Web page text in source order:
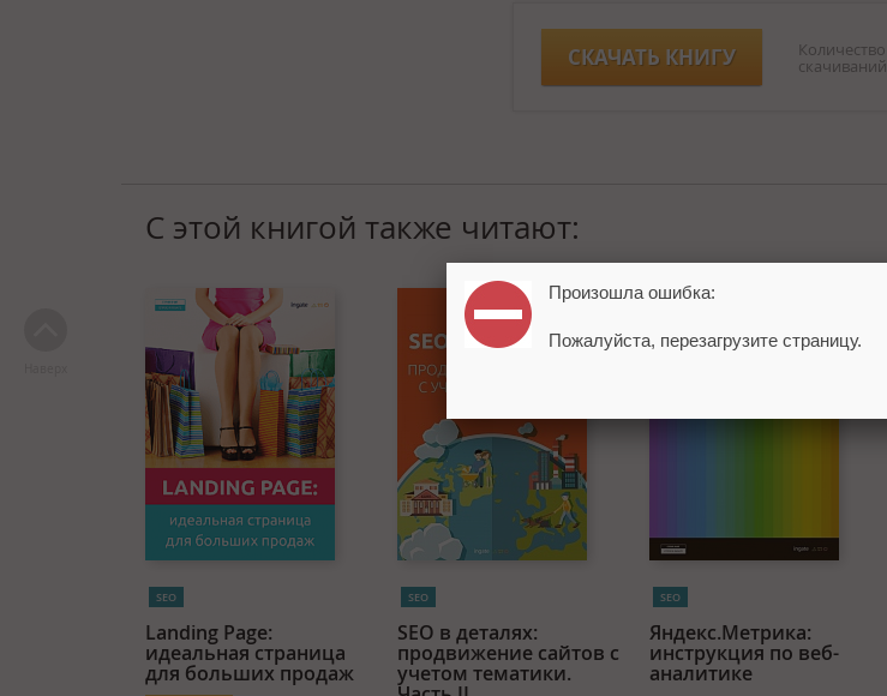
СКАЧАТЬ КНИГУ Количество
скачиваний
С этой книгой также читают:
SEO
Landing Page:
идеальная страница
для больших продаж
SEO
SEO в деталях:
продвижение сайтов с
учетом тематики.
SEO
Яндекс.Метрика:
инструкция по веб-
аналитике
Произошла ошибка:
Пожалуйста, перезагрузите страницу.